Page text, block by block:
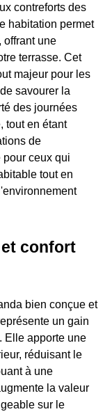
contreforts des
habitation permet
offrant une
terrasse. Cet
majeur pour les
savourer la
des journées
tout en étant
de
ceux qui
tout en
confort
bien conçue et
un gain
Elle apporte une
réduisant le
à une
la valeur
sur le